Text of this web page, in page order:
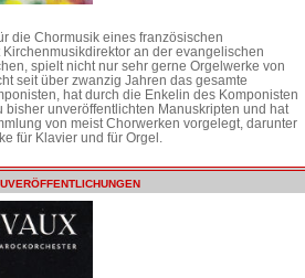
die Chormusik eines französischen
an der evangelischen
spielt nicht nur sehr gerne Orgelwerke von
seit über zwanzig Jahren das gesamte
hat durch die Enkelin des Komponisten
bisher unveröffentlichten Manuskripten und hat
von meist Chorwerken vorgelegt, darunter
für Klavier und für Orgel.